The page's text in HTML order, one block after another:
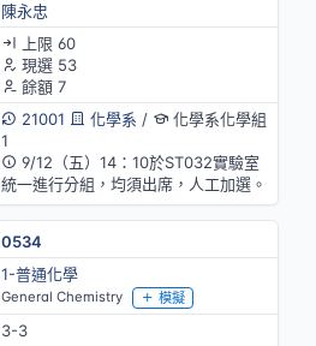
陳永忠
上限 60
現選 53
餘額 7
21001
化學系 /
化學系化學組
1
9/12（五）14：10於ST032實驗室
統一進行分組，均須出席，人工加選。
0534
1-普通化學
General Chemistry 模擬
3-3